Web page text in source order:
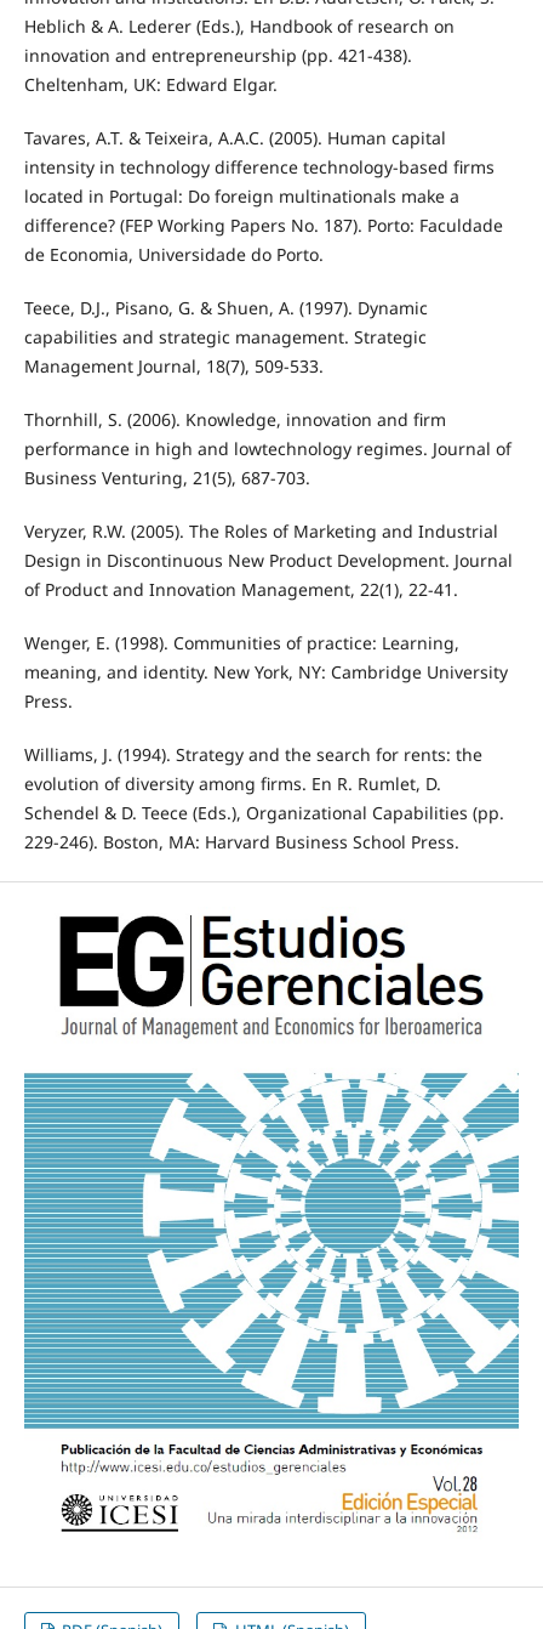
Heblich & A. Lederer (Eds.), Handbook of research on
innovation and entrepreneurship (pp. 421-438).
Cheltenham, UK: Edward Elgar.
Tavares, A.T. & Teixeira, A.A.C. (2005). Human capital
intensity in technology difference technology-based firms
located in Portugal: Do foreign multinationals make a
difference? (FEP Working Papers No. 187). Porto: Faculdade
de Economia, Universidade do Porto.
Teece, D.J., Pisano, G. & Shuen, A. (1997). Dynamic
capabilities and strategic management. Strategic
Management Journal, 18(7), 509-533.
Thornhill, S. (2006). Knowledge, innovation and firm
performance in high and lowtechnology regimes. Journal of
Business Venturing, 21(5), 687-703.
Veryzer, R.W. (2005). The Roles of Marketing and Industrial
Design in Discontinuous New Product Development. Journal
of Product and Innovation Management, 22(1), 22-41.
Wenger, E. (1998). Communities of practice: Learning,
meaning, and identity. New York, NY: Cambridge University
Press.
Williams, J. (1994). Strategy and the search for rents: the
evolution of diversity among firms. En R. Rumlet, D.
Schendel & D. Teece (Eds.), Organizational Capabilities (pp.
229-246). Boston, MA: Harvard Business School Press.